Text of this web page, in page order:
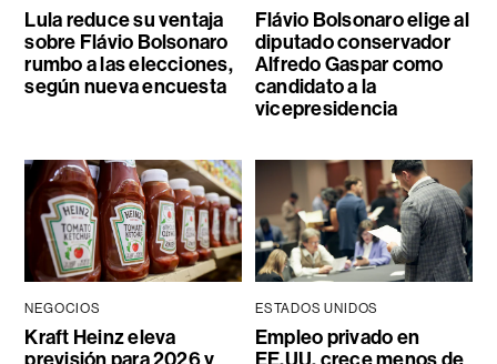
Lula reduce su ventaja
sobre Flávio Bolsonaro
rumbo a las elecciones,
según nueva encuesta
Flávio Bolsonaro elige al
diputado conservador
Alfredo Gaspar como
candidato a la
vicepresidencia
NEGOCIOS
Kraft Heinz eleva
ESTADOS UNIDOS
Empleo privado en